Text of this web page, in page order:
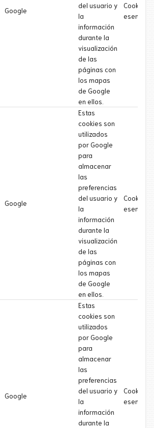
Google
del usuario y
la
información
durante la
visualización
de las
páginas con
los mapas
de Google
en ellos.
Cookie
esencial
Google
Estas
cookies son
utilizados
por Google
para
almacenar
las
preferencias
del usuario y
la
información
durante la
visualización
de las
páginas con
los mapas
de Google
en ellos.
Cookie
esencial
Google
Estas
cookies son
utilizados
por Google
para
almacenar
las
preferencias
del usuario y
la
información
durante la
Cookie
esencial